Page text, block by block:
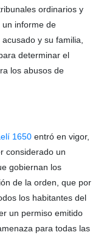
ordinarios y
un informe de
y su familia,
determinar el
los abusos de
1650 entró en vigor,
considerado un
gobiernan los
de la orden, que por
los habitantes del
un permiso emitido
para todas las